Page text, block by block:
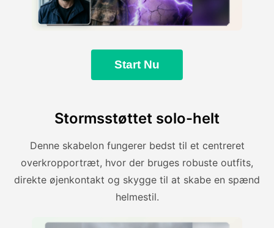
Start Nu
Stormsstøttet solo-helt
Denne skabelon fungerer bedst til et centreret
overkropportræt, hvor der bruges robuste outfits,
direkte øjenkontakt og skygge til at skabe en spænd
helmestil.